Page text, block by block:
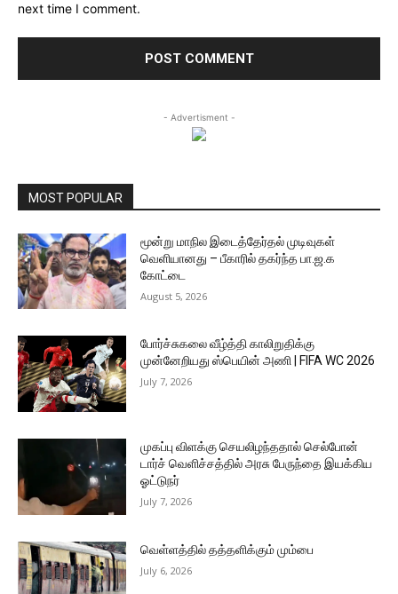
next time I comment.
- Advertisment -
MOST POPULAR
மூன்று மாநில இடைத்தேர்தல் முடிவுகள்
வெளியானது – பீகாரில் தகர்ந்த பா.ஜ.க
கோட்டை
August 5, 2026
போர்ச்சுகலை வீழ்த்தி காலிறுதிக்கு
முன்னேறியது ஸ்பெயின் அணி | FIFA WC 2026
July 7, 2026
முகப்பு விளக்கு செயலிழந்ததால் செல்போன்
டார்ச் வெளிச்சத்தில் அரசு பேருந்தை இயக்கிய
ஓட்டுநர்
July 7, 2026
வெள்ளத்தில் தத்தளிக்கும் மும்பை
July 6, 2026